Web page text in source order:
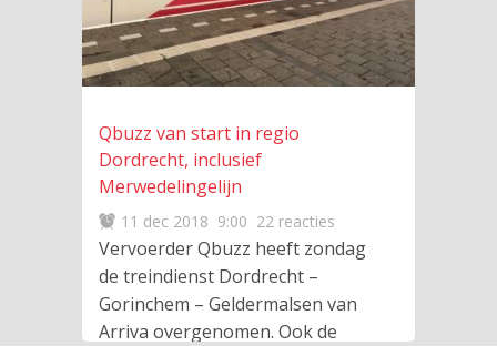
Qbuzz van start in regio
Dordrecht, inclusief
Merwedelingelijn
11 dec 2018 9:00 22 reacties
Vervoerder Qbuzz heeft zondag
de treindienst Dordrecht –
Gorinchem – Geldermalsen van
Arriva overgenomen. Ook de